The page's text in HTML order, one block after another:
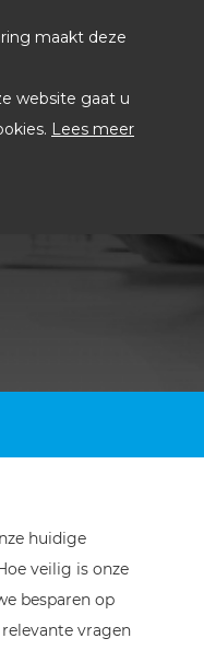
maakt deze
website gaat u
Lees meer
huidige
veilig is onze
besparen op
vragen